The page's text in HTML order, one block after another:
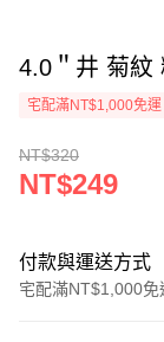
4.0＂井 菊紋
宅配滿NT$1,000免運
NT$320
NT$249
付款與運送方式
宅配滿NT$1,000免